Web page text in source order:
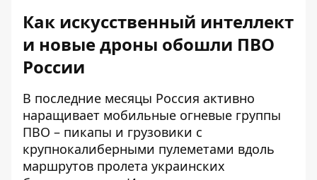
Как искусственный интеллект
и новые дроны обошли ПВО
России
В последние месяцы Россия активно
наращивает мобильные огневые группы
ПВО – пикапы и грузовики с
крупнокалиберными пулеметами вдоль
маршрутов пролета украинских